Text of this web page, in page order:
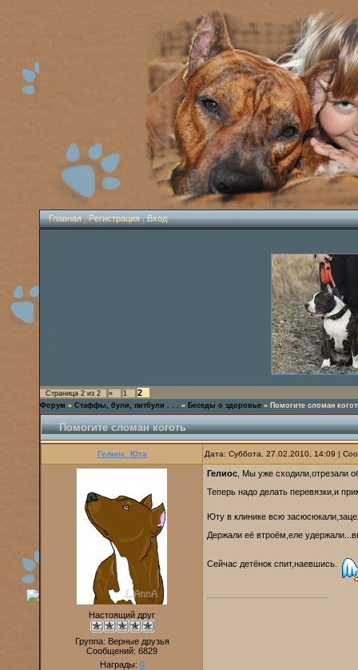
Главная|Регистрация|Вход
Страница 2 из 2 « 1 2
Форум » Стаффы, були, питбули . . . » Беседы о здоровье » Помогите сломан
Помогите сломан коготь
Гелиос_Юта Дата: Суббота, 27.02.2010, 14:09 |
Настоящий друг
Группа: Верные друзья
Сообщений: 6829
Награды: 0
Гелиос , Мы уже сходили,отрезали
Теперь надо делать перевязки,и
Юту в клинике всю
Держали её втроём,еле
Сейчас детёнок спит,наевшись.